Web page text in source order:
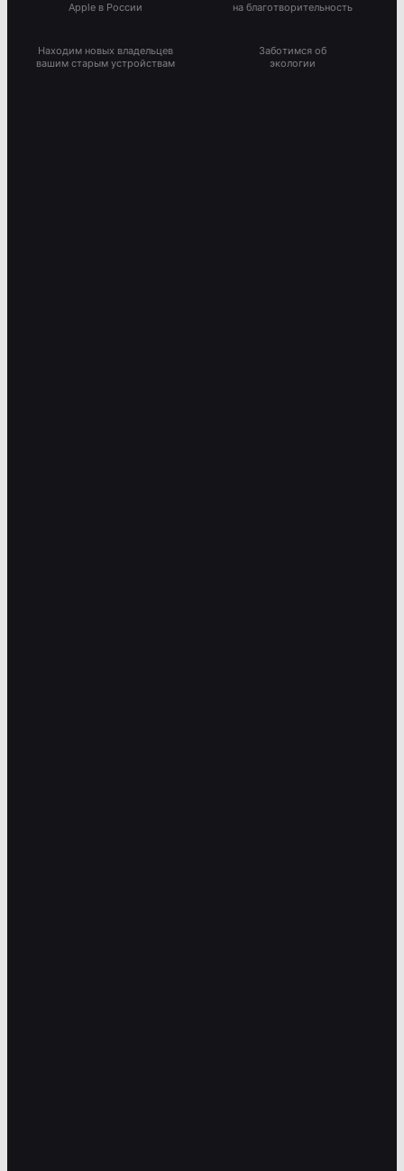
Apple в России
на благотворительность
Находим новых владельцев
вашим старым устройствам
Заботимся об
экологии